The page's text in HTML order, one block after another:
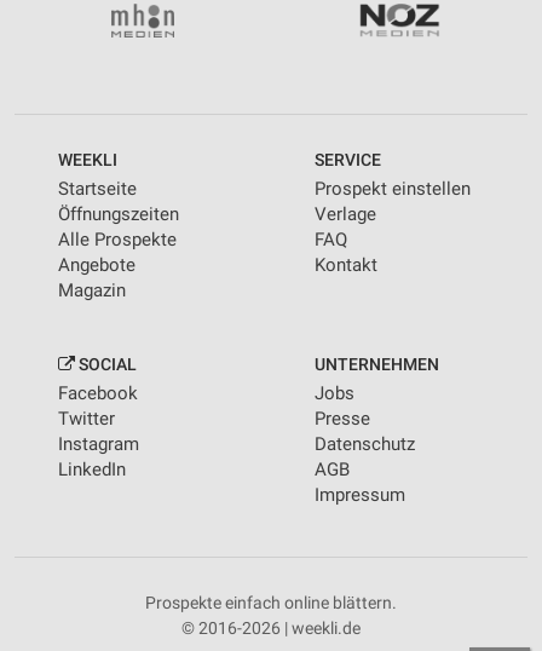
WEEKLI
Startseite
Öffnungszeiten
Alle Prospekte
Angebote
Magazin
SERVICE
Prospekt einstellen
Verlage
FAQ
Kontakt
SOCIAL
Facebook
Twitter
Instagram
LinkedIn
UNTERNEHMEN
Jobs
Presse
Datenschutz
AGB
Impressum
Prospekte einfach online blättern.
© 2016-2026 | weekli.de